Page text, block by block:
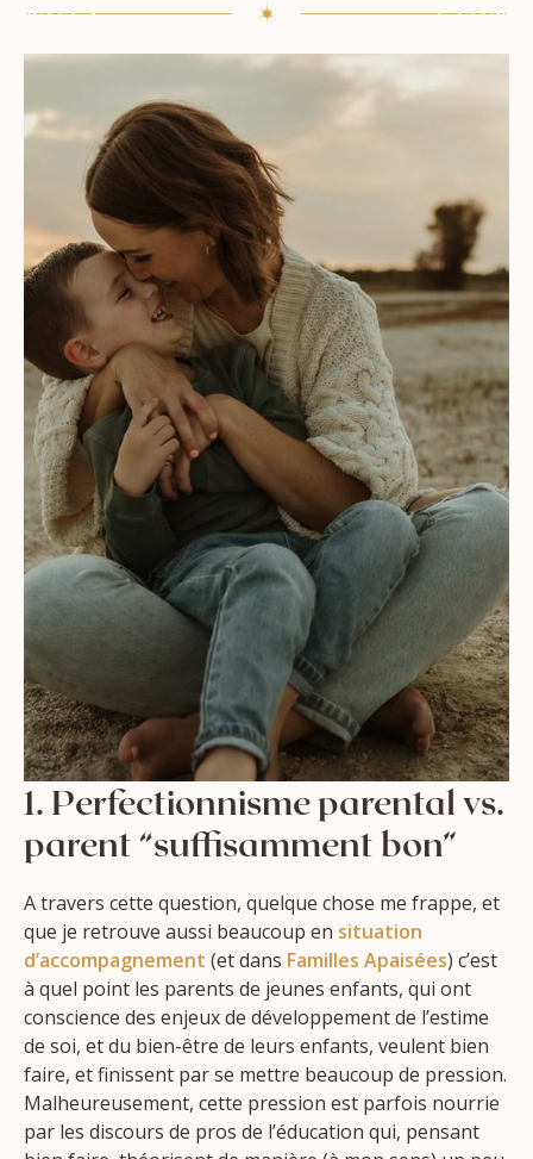
1. Perfectionnisme parental vs.
parent “suffisamment bon”
A travers cette question, quelque chose me frappe, et
que je retrouve aussi beaucoup en situation
d’accompagnement (et dans Familles Apaisées) c’est
à quel point les parents de jeunes enfants, qui ont
conscience des enjeux de développement de l’estime
de soi, et du bien-être de leurs enfants, veulent bien
faire, et finissent par se mettre beaucoup de pression.
Malheureusement, cette pression est parfois nourrie
par les discours de pros de l’éducation qui, pensant